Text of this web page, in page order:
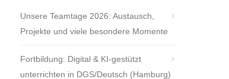
Unsere Teamtage 2026: Austausch,
Projekte und viele besondere Momente
Fortbildung: Digital & KI-gestützt
unterrichten in DGS/Deutsch (Hamburg)